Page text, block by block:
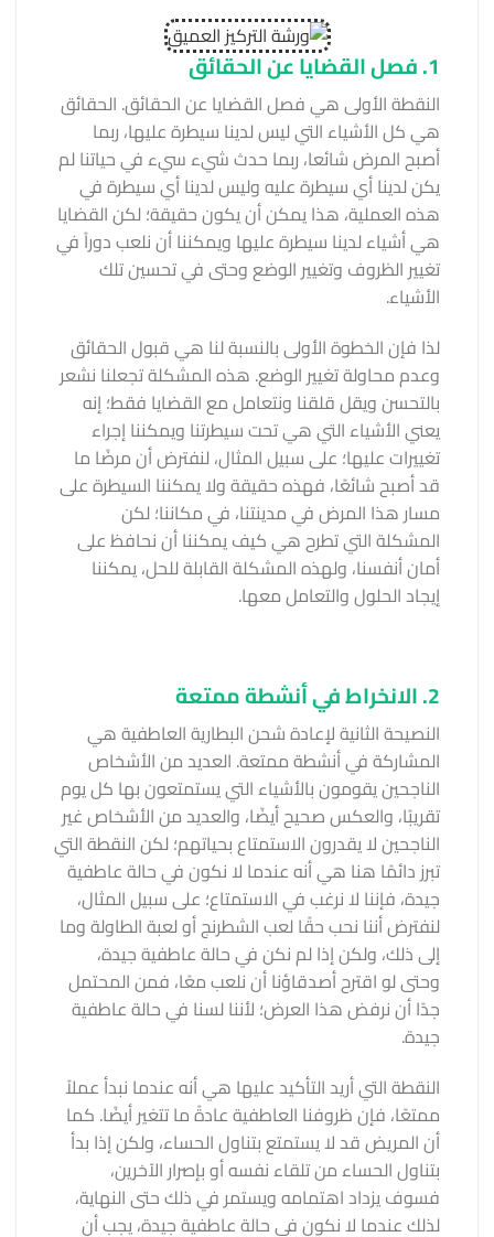
1. فصل القضايا عن الحقائق
النقطة الأولى هي فصل القضايا عن الحقائق. الحقائق
هي كل الأشياء التي ليس لدينا سيطرة عليها، ربما
أصبح المرض شائعا، ربما حدث شيء سيء في حياتنا لم
يكن لدينا أي سيطرة عليه وليس لدينا أي سيطرة في
هذه العملية، هذا يمكن أن يكون حقيقة؛ لكن القضايا
هي أشياء لدينا سيطرة عليها ويمكننا أن نلعب دوراً في
تغيير الظروف وتغيير الوضع وحتى في تحسين تلك
الأشياء.
لذا فإن الخطوة الأولى بالنسبة لنا هي قبول الحقائق
وعدم محاولة تغيير الوضع. هذه المشكلة تجعلنا نشعر
بالتحسن ويقل قلقنا ونتعامل مع القضايا فقط؛ إنه
يعني الأشياء التي هي تحت سيطرتنا ويمكننا إجراء
تغييرات عليها؛ على سبيل المثال، لنفترض أن مرضًا ما
قد أصبح شائعًا، فهذه حقيقة ولا يمكننا السيطرة على
مسار هذا المرض في مدينتنا، في مكاننا؛ لكن
المشكلة التي تطرح هي كيف يمكننا أن نحافظ على
أمان أنفسنا، ولهذه المشكلة القابلة للحل، يمكننا
إيجاد الحلول والتعامل معها.
2. الانخراط في أنشطة ممتعة
النصيحة الثانية لإعادة شحن البطارية العاطفية هي
المشاركة في أنشطة ممتعة. العديد من الأشخاص
الناجحين يقومون بالأشياء التي يستمتعون بها كل يوم
تقريبًا، والعكس صحيح أيضًا، والعديد من الأشخاص غير
الناجحين لا يقدرون الاستمتاع بحياتهم؛ لكن النقطة التي
تبرز دائمًا هنا هي أنه عندما لا نكون في حالة عاطفية
جيدة، فإننا لا نرغب في الاستمتاع؛ على سبيل المثال،
لنفترض أننا نحب حقًا لعب الشطرنج أو لعبة الطاولة وما
إلى ذلك، ولكن إذا لم نكن في حالة عاطفية جيدة،
وحتى لو اقترح أصدقاؤنا أن نلعب معًا، فمن المحتمل
جدًا أن نرفض هذا العرض؛ لأننا لسنا في حالة عاطفية
جيدة.
النقطة التي أريد التأكيد عليها هي أنه عندما نبدأ عملاً
ممتعًا، فإن ظروفنا العاطفية عادةً ما تتغير أيضًا. كما
أن المريض قد لا يستمتع بتناول الحساء، ولكن إذا بدأ
بتناول الحساء من تلقاء نفسه أو بإصرار الآخرين،
فسوف يزداد اهتمامه ويستمر في ذلك حتى النهاية،
لذلك عندما لا نكون في حالة عاطفية جيدة، يجب أن